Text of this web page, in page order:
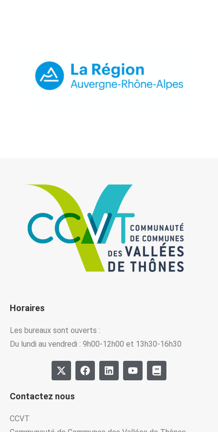
Horaires
Les bureaux sont ouverts :
Du lundi au vendredi : 9h00-12h00 et 13h30-16h30
Contactez nous
CCVT